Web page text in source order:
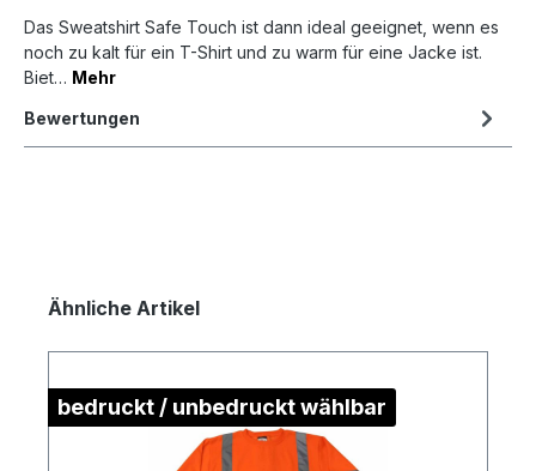
Das Sweatshirt Safe Touch ist dann ideal geeignet, wenn es
noch zu kalt für ein T-Shirt und zu warm für eine Jacke ist.
Biet… Mehr
Bewertungen
Ähnliche Artikel
bedruckt / unbedruckt wählbar